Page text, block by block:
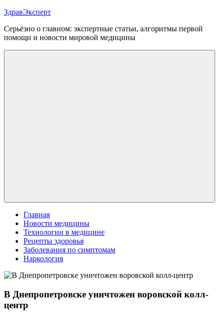
Перейти
содержимому
ЗдравЭксперт
Серьёзно о главном: экспертные статьи, алгоритмы первой
помощи и новости мировой медицины
Главная
Новости медицины
Технологии в медицине
Рецепты здоровья
Заболевания по симптомам
Наркология
В Днепропетровске уничтожен воровской колл-
центр